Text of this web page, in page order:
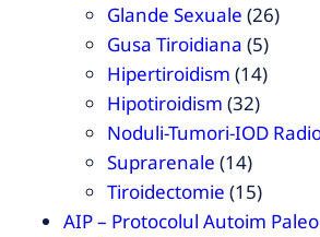
Glande Sexuale (26)
Gusa Tiroidiana (5)
Hipertiroidism (14)
Hipotiroidism (32)
Noduli-Tumori-IOD
Suprarenale (14)
Tiroidectomie (15)
AIP – Protocolul Autoim Paleo